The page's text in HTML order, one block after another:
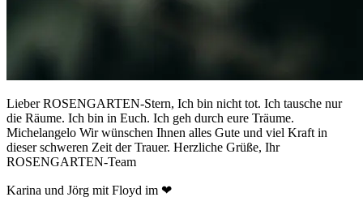
Lieber ROSENGARTEN-Stern, Ich bin nicht tot. Ich tausche nur
die Räume. Ich bin in Euch. Ich geh durch eure Träume.
Michelangelo Wir wünschen Ihnen alles Gute und viel Kraft in
dieser schweren Zeit der Trauer. Herzliche Grüße, Ihr
ROSENGARTEN-Team
Karina und Jörg mit Floyd im ❤